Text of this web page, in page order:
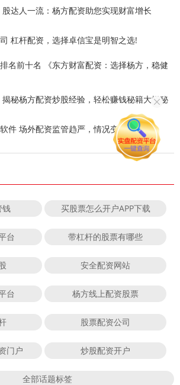
达人一流：杨方配资助您实现财富增长
杠杆配资，选择卓信宝是明智之选!
名前十名 《东方财富配资：选择杨方，稳健
秘杨方配资炒股经验，轻松赚钱秘籍大揭秘
件 场外配资监管趋严，情况变多
钱 买股票怎么开户APP下载
台 带杠杆的股票有哪些
安全配资网站
台 杨方线上配资股票
股票配资公司
门户 炒股配资开户
全部话题标签